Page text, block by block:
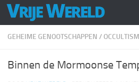
Doorgaan naar inhoud
GEHEIME GENOOTSCHAPPEN /
Binnen de Mormoonse